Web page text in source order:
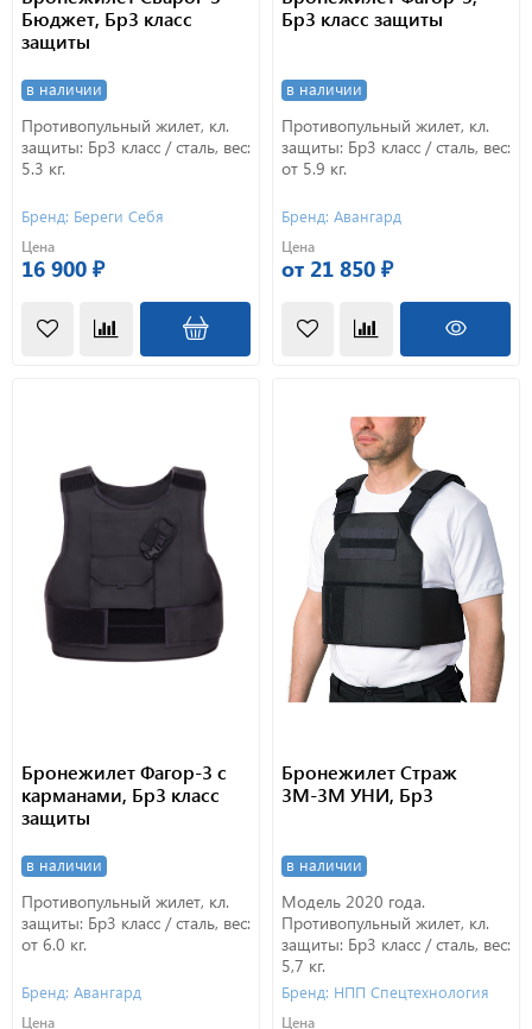
Бюджет, Бр3 класс
защиты
в наличии
Противопульный жилет, кл.
защиты: Бр3 класс / сталь, вес:
5.3 кг.
Бренд: Береги Себя
Цена
16 900 ₽
Бр3 класс защиты
в наличии
Противопульный жилет, кл.
защиты: Бр3 класс / сталь, вес:
от 5.9 кг.
Бренд: Авангард
Цена
от 21 850 ₽
Бронежилет Фагор-3 с
карманами, Бр3 класс
защиты
в наличии
Противопульный жилет, кл.
защиты: Бр3 класс / сталь, вес:
от 6.0 кг.
Бренд: Авангард
Цена
Бронежилет Страж
3М-3М УНИ, Бр3
в наличии
Модель 2020 года.
Противопульный жилет, кл.
защиты: Бр3 класс / сталь, вес:
5,7 кг.
Бренд: НПП Спецтехнология
Цена